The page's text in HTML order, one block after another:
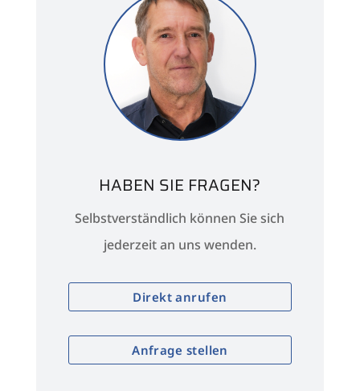
HABEN SIE FRAGEN?
Selbstverständlich können Sie sich
jederzeit an uns wenden.
Direkt anrufen
Anfrage stellen